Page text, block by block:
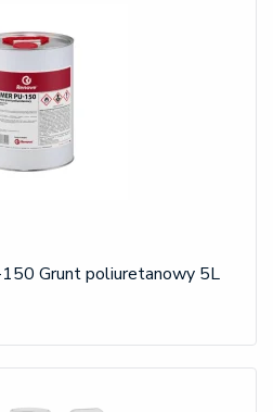
Grunt poliuretanowy 5L